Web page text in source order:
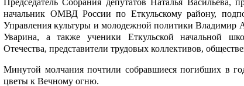
Председатель Собрания депутатов Наталья Васильева,
начальник ОМВД России по Еткульскому району,
Управления культуры и молодежной политики Владимир
Уварина, а также ученики Еткульской начальной
Отечества, представители трудовых коллективов,
Минутой молчания почтили собравшиеся погибших в
цветы к Вечному огню.